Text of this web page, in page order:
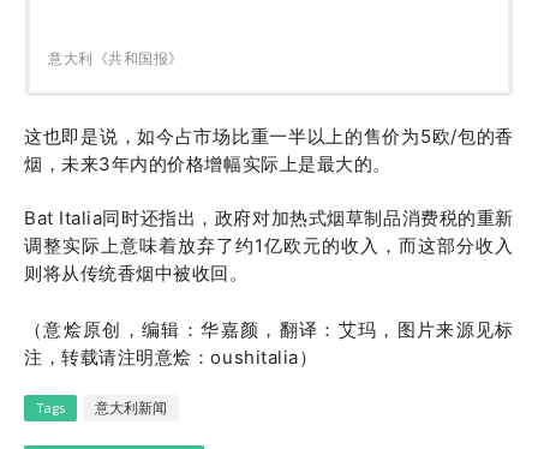
意大利《共和国报》
这也即是说，如今占市场比重一半以上的售价为5欧/包的香
烟，未来3年内的价格增幅实际上是最大的。
Bat Italia同时还指出，政府对加热式烟草制品消费税的重新
调整实际上意味着放弃了约1亿欧元的收入，而这部分收入
则将从传统香烟中被收回。
（意烩原创，编辑：华嘉颜， 翻译：艾玛，图片来源见标
注，转载请注明意烩：oushitalia）
Tags 意大利新闻